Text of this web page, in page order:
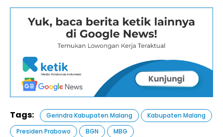
Tags: Gerindra Kabupaten Malang
Kabupaten Malang
Presiden Prabowo
BGN MBG